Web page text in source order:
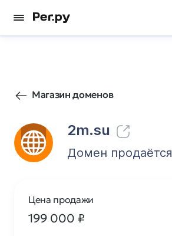
Магазин доменов
2m.su
Домен продаётся
Цена продажи
199 000 ₽